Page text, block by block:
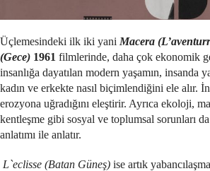
Üçlemesindeki ilk iki yani Macera
(Gece) 1961 filmlerinde, daha çok ekonomik
insanlığa dayatılan modern yaşamın, insanda
kadın ve erkekte nasıl biçimlendiğini ele alır.
erozyona uğradığını eleştirir. Ayrıca ekoloji,
kentleşme gibi sosyal ve toplumsal sorunları da
anlatımı ile anlatır.
L`eclisse (Batan Güneş) ise artık